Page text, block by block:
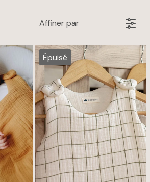
Affiner par
Épuisé